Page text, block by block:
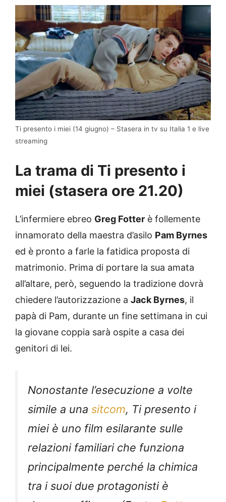
Ti presento i miei (14 giugno) – Stasera in tv su Italia 1 e live
streaming
La trama di Ti presento i
miei (stasera ore 21.20)
L’infermiere ebreo Greg Fotter è follemente
innamorato della maestra d’asilo Pam Byrnes
ed è pronto a farle la fatidica proposta di
matrimonio. Prima di portare la sua amata
all’altare, però, seguendo la tradizione dovrà
chiedere l’autorizzazione a Jack Byrnes, il
papà di Pam, durante un fine settimana in cui
la giovane coppia sarà ospite a casa dei
genitori di lei.
Nonostante l’esecuzione a volte
simile a una sitcom, Ti presento i
miei è uno film esilarante sulle
relazioni familiari che funziona
principalmente perché la chimica
tra i suoi due protagonisti è